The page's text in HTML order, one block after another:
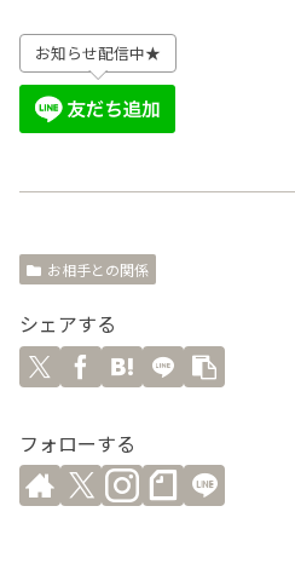
お知らせ配信中★
お相手との関係
シェアする
フォローする